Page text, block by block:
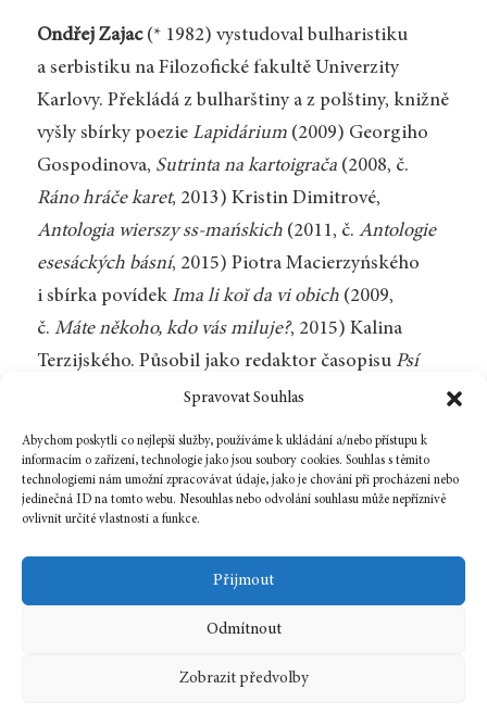
Spravovat Souhlas
Abychom poskytli co nejlepší služby, používáme k ukládání a/nebo přístupu k
informacím o zařízení, technologie jako jsou soubory cookies. Souhlas s těmito
technologiemi nám umožní zpracovávat údaje, jako je chování při procházení nebo
jedinečná ID na tomto webu. Nesouhlas nebo odvolání souhlasu může nepříznivě
ovlivnit určité vlastnosti a funkce.
Přijmout
Odmítnout
Zobrazit předvolby
Ondřej Zajac(* 1982) vystudoval bulharistiku
a serbistiku na Filozofické fakultě Univerzity
Karlovy. Překládá z bulharštiny a z polštiny, knižně
vyšly sbírky poezie Lapidárium(2009) Georgiho
Gospodinova, Sutrinta na kartoigrača (2008, č.
Ráno hráče karet, 2013) Kristin Dimitrové,
Antologia wierszy ss-mańskich(2011, č. Antologie
esesáckých básní, 2015) Piotra Macierzyńského
i sbírka povídek Ima li koĭ da vi obich(2009,
č. Máte někoho, kdo vás miluje?, 2015) Kalina
Terzijského. Působil jako redaktor časopisu Psí
a nakladatelství Petr Štengl. V současnosti
zaměřením na polské studenty, několik let učil na
Univerzitě v Lodži.